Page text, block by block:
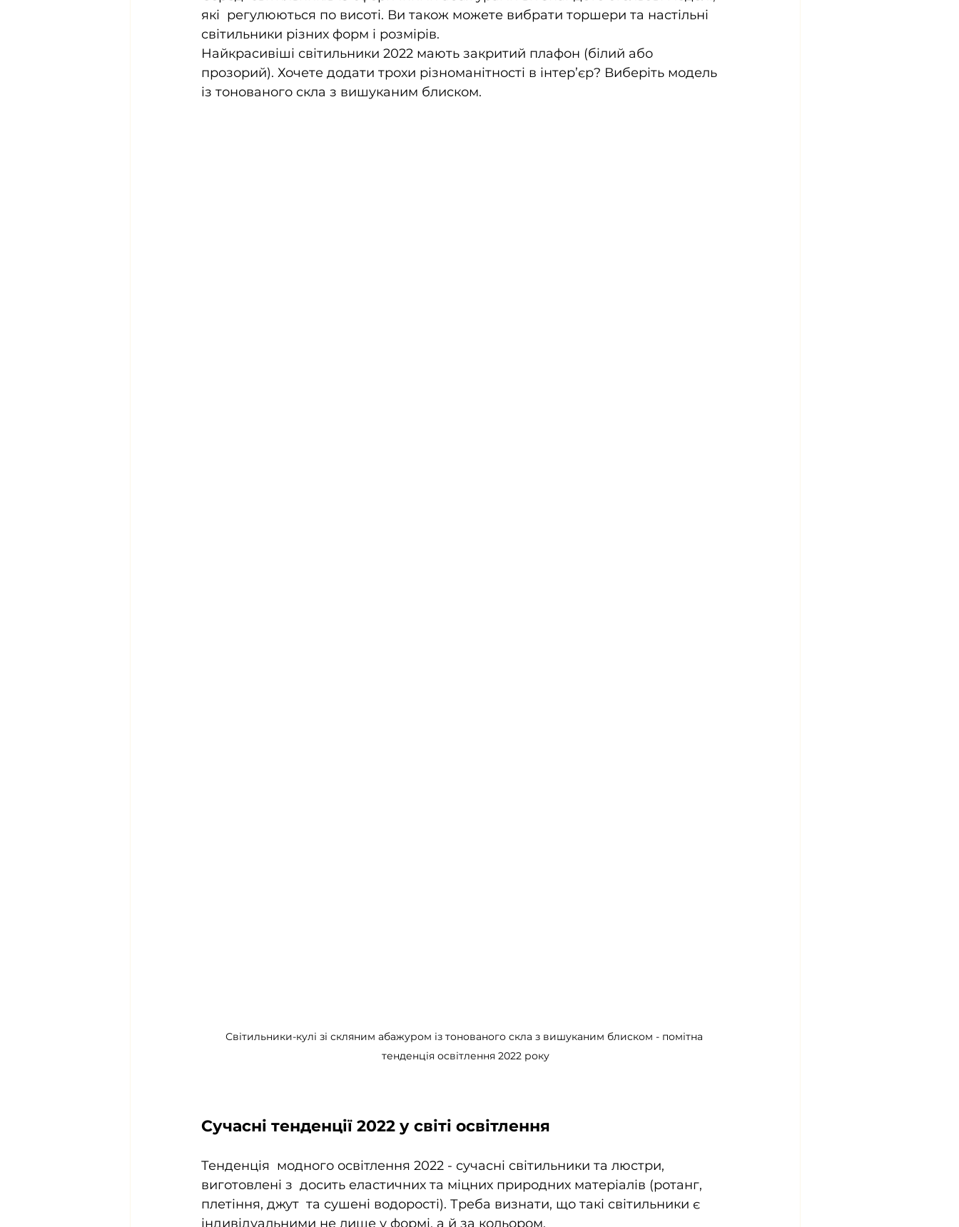
які  регулюються по висоті. Ви також можете вибрати торшери та настільні
світильники різних форм і розмірів.
Найкрасивіші світильники 2022 мають закритий плафон (білий або
прозорий). Хочете додати трохи різноманітності в інтер’єр? Виберіть модель
із тонованого скла з вишуканим блиском.
Світильники-кулі зі скляним абажуром із тонованого скла з вишуканим блиском - помітна
тенденція освітлення 2022 року
Сучасні тенденції 2022 у світі освітлення
Тенденція  модного освітлення 2022 - сучасні світильники та люстри,
виготовлені з  досить еластичних та міцних природних матеріалів (ротанг,
плетіння, джут  та сушені водорості). Треба визнати, що такі світильники є
індивідуальними не лише у формі, а й за кольором.